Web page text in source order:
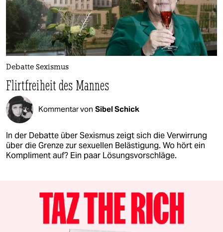
Debatte Sexismus
Flirtfreiheit des Mannes
Kommentar von Sibel Schick
In der Debatte über Sexismus zeigt sich die Verwirrung
über die Grenze zur sexuellen Belästigung. Wo hört ein
Kompliment auf? Ein paar Lösungsvorschläge.